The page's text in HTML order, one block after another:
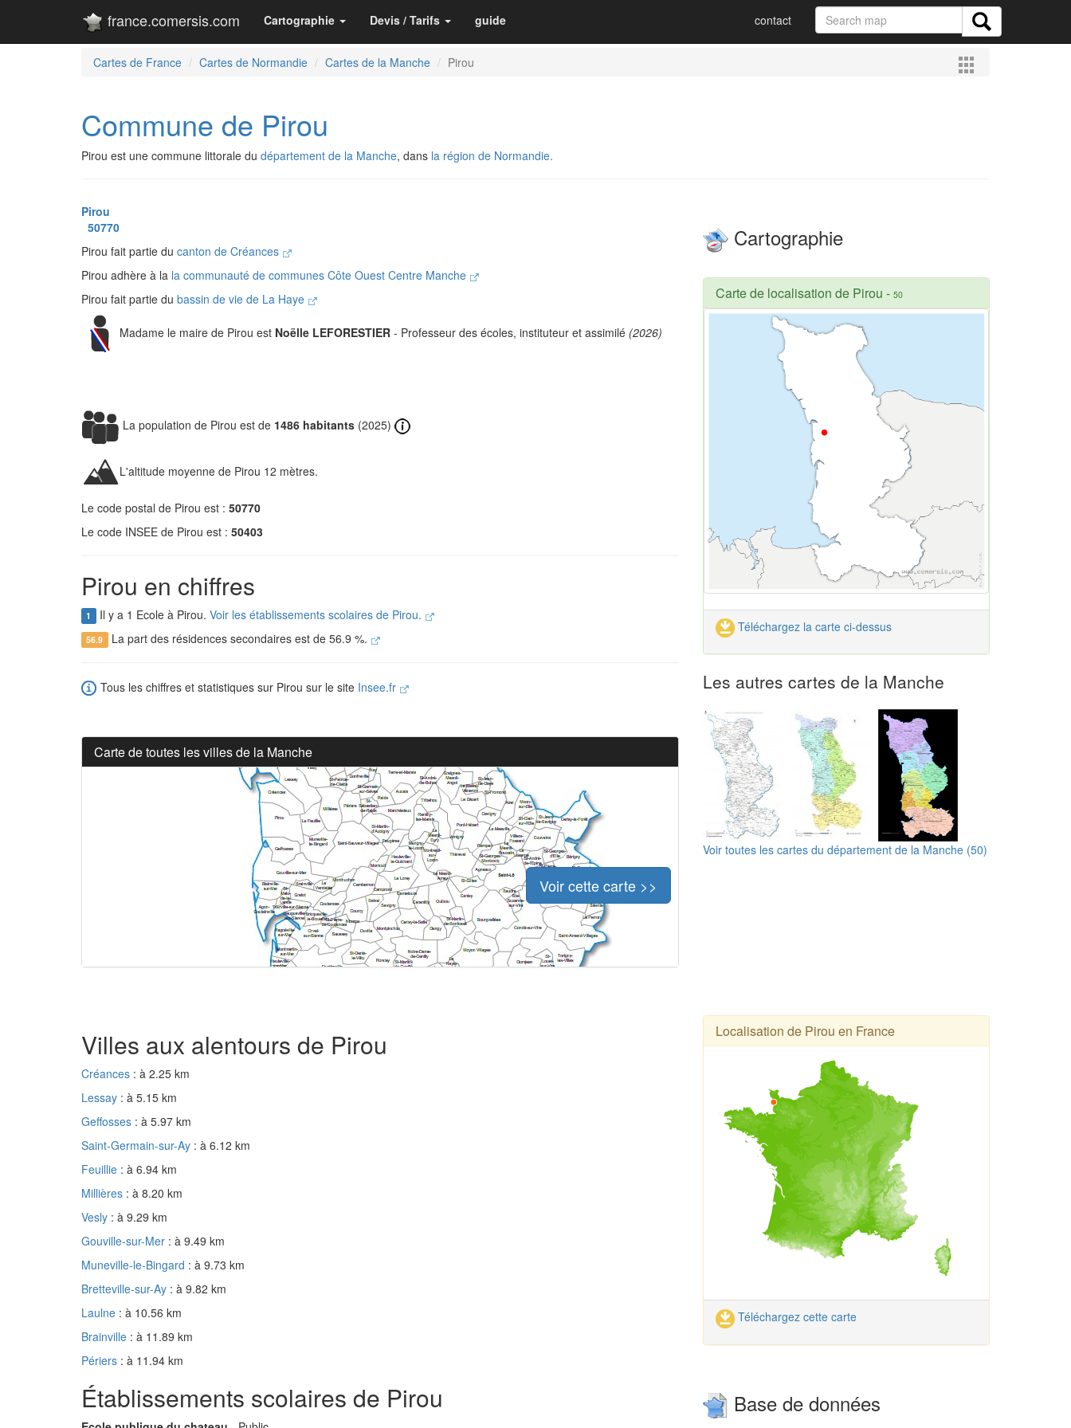
france.comersis.com Cartographie Devis / Tarifs guide contact
Cartes de France Cartes de Normandie Cartes de la Manche Pirou
Commune de Pirou
Pirou est une commune littorale du département de la Manche, dans la région de Normandie.
Pirou
50770
Pirou fait partie du canton de Créances
Pirou adhère à la la communauté de communes Côte Ouest Centre Manche
Pirou fait partie du bassin de vie de La Haye
Madame le maire de Pirou est Noëlle LEFORESTIER - Professeur des écoles, instituteur et assimilé (2026)
La population de Pirou est de 1486 habitants (2025)
L'altitude moyenne de Pirou 12 mètres.
Le code postal de Pirou est : 50770
Le code INSEE de Pirou est : 50403
Pirou en chiffres
1 Il y a 1 Ecole à Pirou. Voir les établissements scolaires de Pirou.
56.9 La part des résidences secondaires est de 56.9 %.
Tous les chiffres et statistiques sur Pirou sur le site Insee.fr
Carte de toutes les villes de la Manche
Voir cette carte >>
Cartographie
Carte de localisation de Pirou - 50
Téléchargez la carte ci-dessus
Les autres cartes de la Manche
Voir toutes les cartes du département de la Manche (50)
Villes aux alentours de Pirou
Créances : à 2.25 km
Lessay : à 5.15 km
Geffosses : à 5.97 km
Saint-Germain-sur-Ay : à 6.12 km
Feuillie : à 6.94 km
Millières : à 8.20 km
Vesly : à 9.29 km
Gouville-sur-Mer : à 9.49 km
Muneville-le-Bingard : à 9.73 km
Bretteville-sur-Ay : à 9.82 km
Laulne : à 10.56 km
Brainville : à 11.89 km
Périers : à 11.94 km
Établissements scolaires de Pirou
Localisation de Pirou en France
Téléchargez cette carte
Base de données